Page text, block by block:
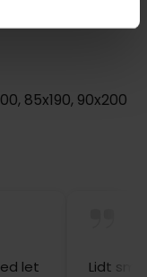
85x190, 90x200
let
Lidt